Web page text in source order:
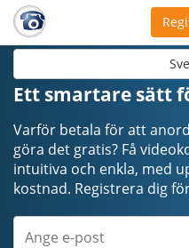
Ett smartare sätt
Varför betala för att
göra det gratis? Få
intuitiva och enkla, med
kostnad. Registrera dig